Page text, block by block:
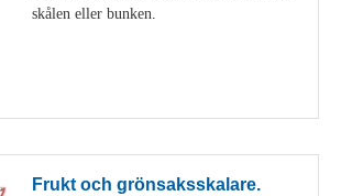
skålen eller bunken.
Frukt och grönsaksskalare.